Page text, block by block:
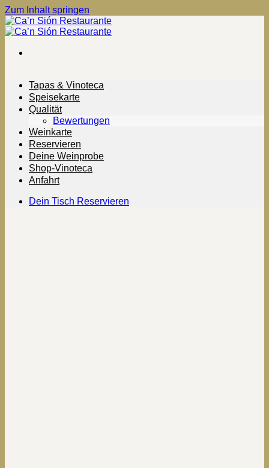
Zum Inhalt springen
Tapas & Vinoteca
Speisekarte
Qualität
Bewertungen
Weinkarte
Reservieren
Deine Weinprobe
Shop-Vinoteca
Anfahrt
Dein Tisch Reservieren